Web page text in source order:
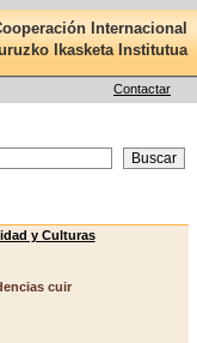
Internacional
Ikasketa Institutua
Contactar
y Culturas
cuir